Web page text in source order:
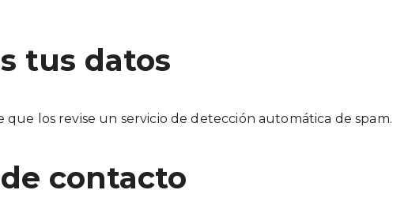
tus datos
que los revise un servicio de detección automática de spam.
contacto